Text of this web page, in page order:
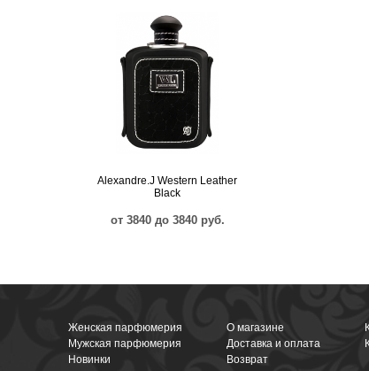
Alexandre.J Western Leather
Black
от 3840 до 3840 руб.
Женская парфюмерия
Мужская парфюмерия
Новинки
О магазине
Доставка и оплата
Возврат